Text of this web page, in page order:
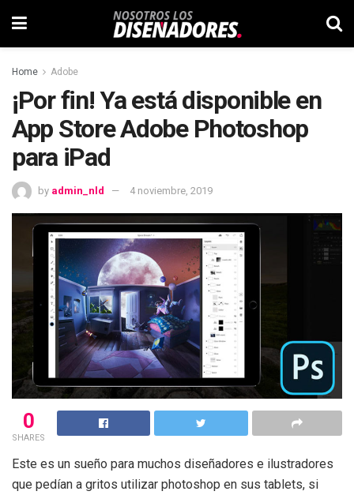
Home Adobe
¡Por fin! Ya está disponible en
App Store Adobe Photoshop
para iPad
by admin_nld 4 noviembre, 2019
0
SHARES
Este es un sueño para muchos diseñadores e ilustradores
que pedían a gritos utilizar photoshop en sus tablets, si